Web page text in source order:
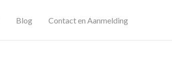
Blog Contact en Aanmelding